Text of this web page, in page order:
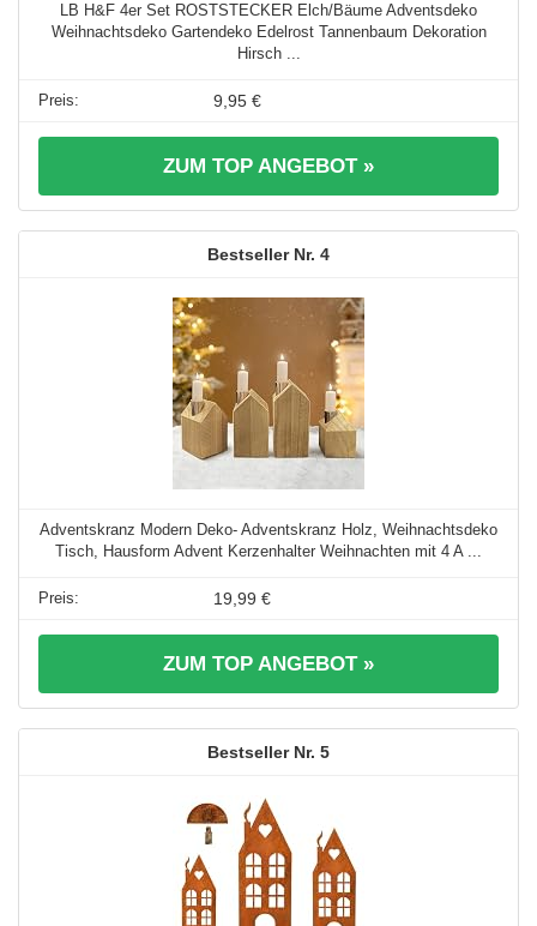
LB H&F 4er Set ROSTSTECKER Elch/Bäume Adventsdeko
Weihnachtsdeko Gartendeko Edelrost Tannenbaum Dekoration
Hirsch ...
9,95 €
ZUM TOP ANGEBOT »
4
Adventskranz Modern Deko- Adventskranz Holz, Weihnachtsdeko
Tisch, Hausform Advent Kerzenhalter Weihnachten mit 4 A ...
19,99 €
ZUM TOP ANGEBOT »
5